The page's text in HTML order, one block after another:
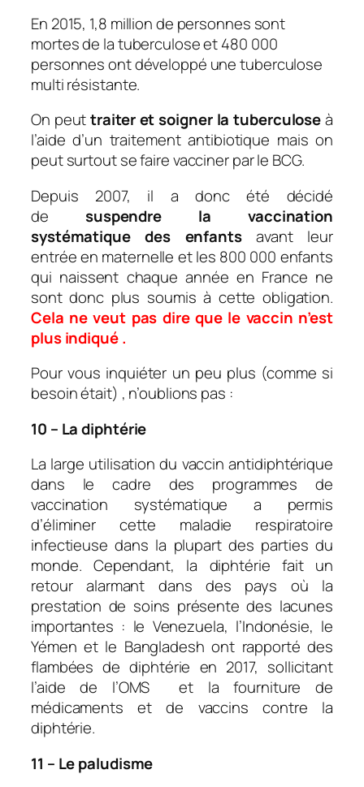
En 2015, 1,8 million de personnes sont
mortes de la tuberculose et 480 000
personnes ont développé une tuberculose
multi résistante.
On peuttraiter et soigner la tuberculoseà
l’aide d’un traitement antibiotique mais on
peut surtout se faire vacciner par le BCG.
Depuis 2007, il a donc été décidé
de suspendre la vaccination
systématique des enfantsavant leur
entrée en maternelle et les 800 000 enfants
qui naissent chaque année en France ne
sont donc plus soumis à cette obligation.
Cela ne veut pas dire que le vaccin n’est
plus indiqué .
Pour vous inquiéter un peu plus (comme si
besoin était) , n’oublions pas :
10 – La diphtérie
La large utilisation du vaccin antidiphtérique
dans le cadre des programmes de
vaccination systématique a permis
d’éliminer cette maladie respiratoire
infectieuse dans la plupart des parties du
monde. Cependant, la diphtérie fait un
retour alarmant dans des pays où la
prestation de soins présente des lacunes
importantes : le Venezuela, l’Indonésie, le
Yémen et le Bangladesh ont rapporté des
flambées de diphtérie en 2017, sollicitant
l’aide de l’OMS et la fourniture de
médicaments et de vaccins contre la
diphtérie.
11 – Le paludisme